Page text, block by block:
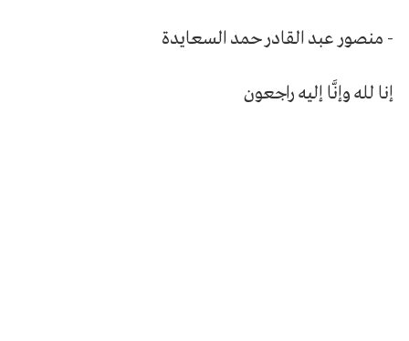
- منصور عبد القادر حمد السعايدة
إنا لله وإنَّا إليه راجعون